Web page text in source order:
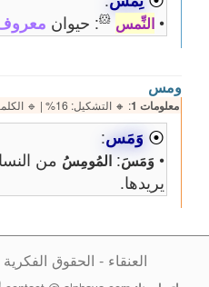
• النِّمس 🐹: حيوان
ومس
معلومات 1 : 🔸 التشكيل: 16% | 🔹 الكلمات: 17 | 🎭 المشتقات: 2
⦿ وَمَس:
• وَمَسَ: المُومِسُمن
يريدها.
العنقاء - الحقوق الفكرية